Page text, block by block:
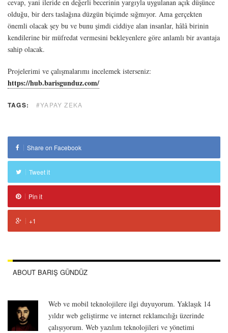
cevap, yani ileride en değerli becerinin yargıyla uygulanan açık düşünce
olduğu, bir ders taslağına düzgün biçimde sığmıyor. Ama gerçekten
önemli olacak şey bu ve bunu şimdi ciddiye alan insanlar, hâlâ birinin
kendilerine bir müfredat vermesini bekleyenlere göre anlamlı bir avantaja
sahip olacak.
Projelerimi ve çalışmalarımı incelemek isterseniz:
https://hub.barisgunduz.com/
TAGS: #YAPAY ZEKA
Share on Facebook
Tweet it
Pin it
+1
ABOUT BARIŞ GÜNDÜZ
Web ve mobil teknolojilere ilgi duyuyorum. Yaklaşık 14
yıldır web geliştirme ve internet reklamcılığı üzerinde
çalışıyorum. Web yazılım teknolojileri ve yönetimi